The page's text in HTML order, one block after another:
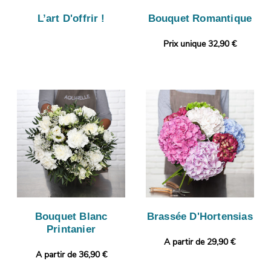
L’art D'offrir ! Bouquet Romantique
Prix unique 32,90 €
Bouquet Blanc
Printanier
A partir de 36,90 €
Brassée D'Hortensias
A partir de 29,90 €